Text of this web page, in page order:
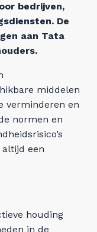
bedrijven,
De
aan Tata
middelen
verminderen en
normen en
een
houding
in de